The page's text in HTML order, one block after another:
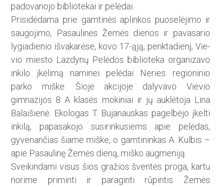
padovanojo bibliotekai ir pelėdai.
Prisidėdama prie gam­tinės aplinkos puo­selėjimo ir
saugojimo, Pasaulinės Žemės dienos ir pavasario
lygiadienio iš­vakarėse, kovo 17-ąją, penktadienį, Vie­
vio miesto Lazdynų Pelėdos biblioteka organizavo
inkilo įkėlimą naminei pelėdai Neries regioninio
parko miške. Šioje akcijoje dalyvavo Vievio
gimnazijos 8 A klasės mokiniai ir jų auklėtoja Lina
Balaišienė. Ekologas T. Bujanauskas pagelbėjo įkelti
inkilą, papasakojo susirinkusiems apie pelėdas,
gyvenančias šiame miške, o gamtininkas A. Kulbis –
apie Pasaulinę Žemės dieną, miško augmeniją.
Sveikindami visus šios gražios šventės proga, kartu
norime priminti ir paraginti rūpintis Žemės